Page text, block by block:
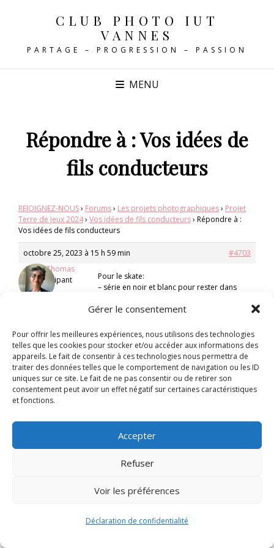
Gérer le consentement
Pour offrir les meilleures expériences, nous utilisons des technologies
telles que les cookies pour stocker et/ou accéder aux informations des
appareils. Le fait de consentir à ces technologies nous permettra de
traiter des données telles que le comportement de navigation ou les ID
uniques sur ce site. Le fait de ne pas consentir ou de retirer son
consentement peut avoir un effet négatif sur certaines caractéristiques
et fonctions.
Accepter
Refuser
Voir les préférences
Déclaration de confidentialité
CLUB PHOTO IUT
VANNES
PARTAGE – PROGRESSION – PASSION
MENU
Répondre à : Vos idées de
fils conducteurs
REJOIGNEZ-NOUS› Forums› Les projets photographiques› Projet
Terre de Jeux 2024› Vos idées de fils conducteurs› Répondre à :
Vos idées de fils conducteurs
octobre 25, 2023 à 15 h 59 min
#4703
Joëlle Thomas
Participant
Pour le skate:
– série en noir et blanc pour rester dans
– prises de vue dans des lieux insolites ou